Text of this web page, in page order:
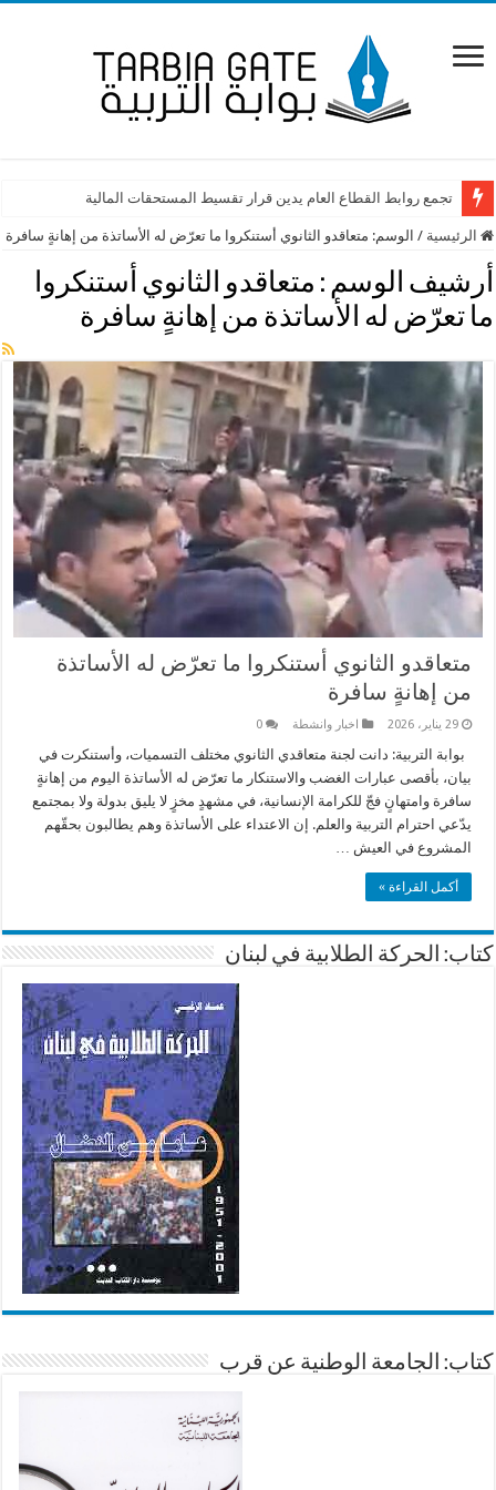
تجمع روابط القطاع العام يدين قرار تقسيط المستحقات المالية
الرئيسية / الوسم: متعاقدو الثانوي أستنكروا ما تعرّض له الأساتذة من إهانةٍ سافرة
أرشيف الوسم : متعاقدو الثانوي أستنكروا
ما تعرّض له الأساتذة من إهانةٍ سافرة
متعاقدو الثانوي أستنكروا ما تعرّض له الأساتذة
من إهانةٍ سافرة
29 يناير، 2026 اخبار وانشطة 0
بوابة التربية: دانت لجنة متعاقدي الثانوي مختلف التسميات، وأستنكرت في
بيان، بأقصى عبارات الغضب والاستنكار ما تعرّض له الأساتذة اليوم من إهانةٍ
سافرة وامتهانٍ فجّ للكرامة الإنسانية، في مشهدٍ مخزٍ لا يليق بدولة ولا بمجتمع
يدّعي احترام التربية والعلم. إن الاعتداء على الأساتذة وهم يطالبون بحقّهم
المشروع في العيش …
أكمل القراءة »
كتاب: الحركة الطلابية في لبنان
كتاب: الجامعة الوطنية عن قرب